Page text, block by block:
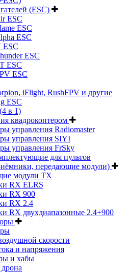
(ESC)
ESC
ESC
ESC
ESC
ESC
ESC
ESC
iFlight, RushFPV и другие
ESC
в 1)
квадрокоптером
управления Radiomaster
управления SIYI
управления FrSky
для пультов
передающие модули)
модули TX
RX ELRS
RX 900
RX 2.4
RX двухдиапазонные 2.4+900
скорости
и напряжения
и хабы